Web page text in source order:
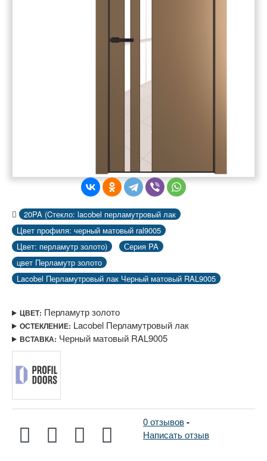
20PA (Cтекло: lacobel перламутровый лак
Цвет профиля: черный матовый ral9005
Цвет: перламутр золото)
Серия PA
цвет Перламутр золото
Lacobel Перламутровый лак Черный матовый RAL9005
ЦВЕТ: Перламутр золото
ОСТЕКЛЕНИЕ: Lacobel Перламутровый лак
ВСТАВКА: Черный матовый RAL9005
0 отзывов-
Написать отзыв